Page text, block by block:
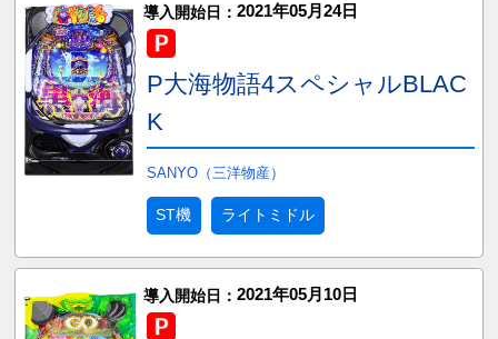
導入開始日： 2021年05月24日
P大海物語4スペシャルBLAC
K
SANYO（三洋物産）
ST機 ライトミドル
導入開始日： 2021年05月10日